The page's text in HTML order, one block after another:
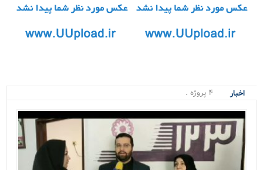
اخبار
۴ پروژه مهم و حیاتی .